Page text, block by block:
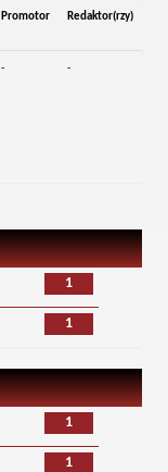
Promotor Redaktor(rzy)
- -
1
1
1
1